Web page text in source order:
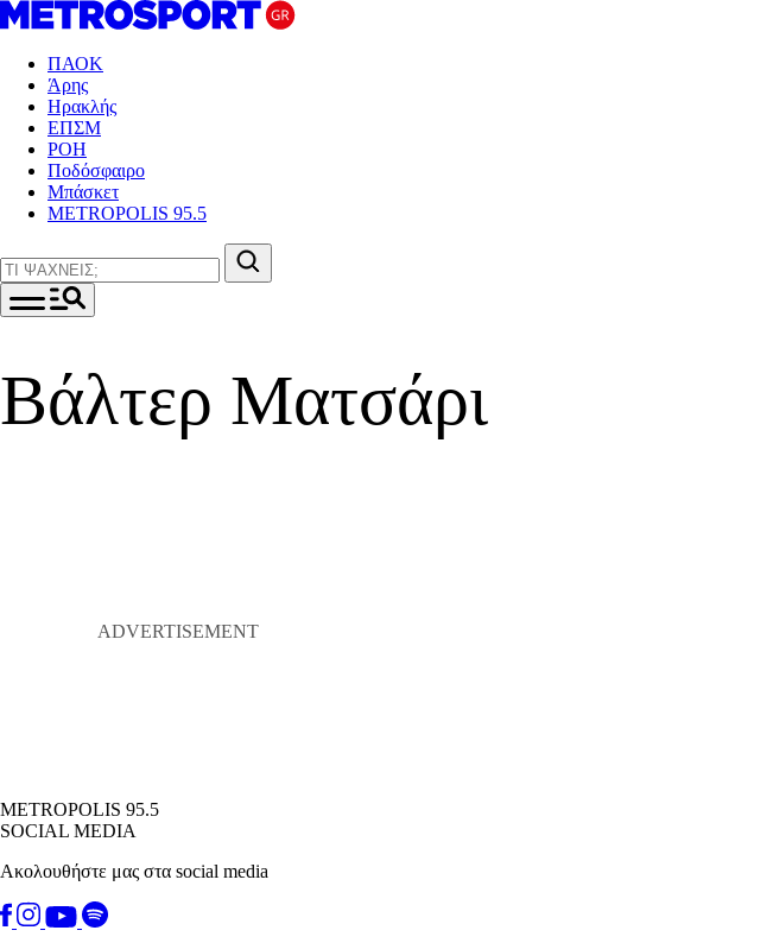
ΠΑΟΚ
Άρης
Ηρακλής
ΕΠΣΜ
ΡΟΗ
Ποδόσφαιρο
Μπάσκετ
METROPOLIS 95.5
Βάλτερ Ματσάρι
METROPOLIS 95.5
SOCIAL MEDIA
Ακολουθήστε μας στα social media